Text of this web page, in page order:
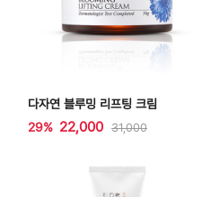
다자연 블루밍 리프팅 크림
29% 22,000 31,000